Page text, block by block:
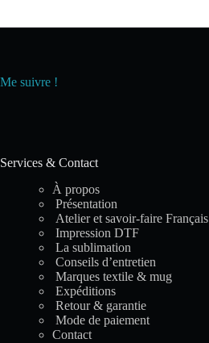
Me suivre !
Services & Contact
À propos
Présentation
Atelier et savoir-faire Français
Impression DTF
La sublimation
Conseils d’entretien
Marques textile & mug
Expéditions
Retour & garantie
Mode de paiement
Contact